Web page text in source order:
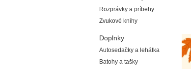
Rozprávky a príbehy
Zvukové knihy
Doplnky
Autosedačky a lehátka
Batohy a tašky